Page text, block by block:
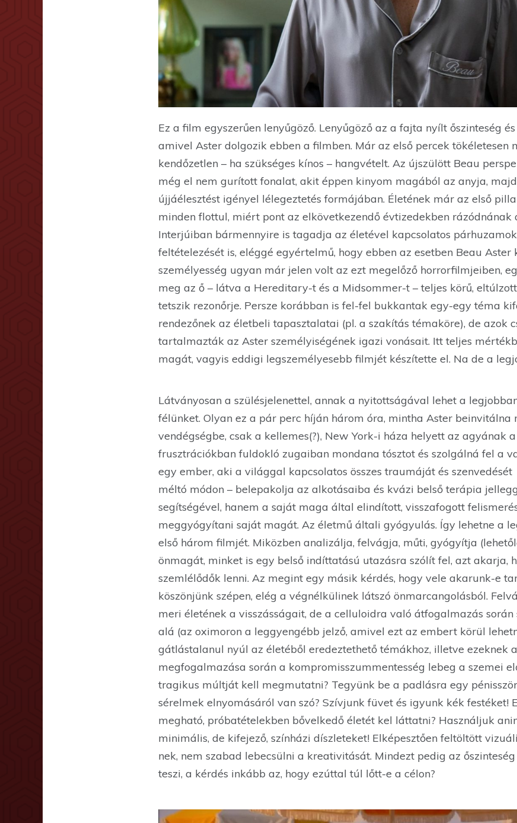
Ez a film egyszerűen lenyűgöző. Lenyűgöző az a fajta nyílt őszinteség
amivel Aster dolgozik ebben a filmben. Már az első percek tökéletesen
kendőzetlen – ha szükséges kínos – hangvételt. Az újszülött Beau
még el nem gurított fonalat, akit éppen kinyom magából az anyja,
újjáélesztést igényel lélegeztetés formájában. Életének már az első
minden flottul, miért pont az elkövetkezendő évtizedekben rázódnának
Interjúiban bármennyire is tagadja az életével kapcsolatos
feltételezését is, eléggé egyértelmű, hogy ebben az esetben Beau Aster
személyesség ugyan már jelen volt az ezt megelőző horrorfilmjeiben,
meg az ő – látva a Hereditary-t és a Midsommer-t – teljes körű,
tetszik rezonőrje. Persze korábban is fel-fel bukkantak egy-egy téma
rendezőnek az életbeli tapasztalatai (pl. a szakítás témaköre), de azok
tartalmazták az Aster személyiségének igazi vonásait. Itt teljes
magát, vagyis eddigi legszemélyesebb filmjét készítette el. Na de a
Látványosan a szülésjelenettel, annak a nyitottságával lehet a
félünket. Olyan ez a pár perc híján három óra, mintha Aster beinvitálna
vendégségbe, csak a kellemes(?), New York-i háza helyett az agyának
frusztrációkban fuldokló zugaiban mondana tósztot és szolgálná fel a
egy ember, aki a világgal kapcsolatos összes traumáját és
méltó módon – belepakolja az alkotásaiba és kvázi belső terápia
segítségével, hanem a saját maga által elindított, visszafogott
meggyógyítani saját magát. Az életmű általi gyógyulás. Így lehetne a
első három filmjét. Miközben analizálja, felvágja, műti, gyógyítja
önmagát, minket is egy belső indíttatású utazásra szólít fel, azt akarja,
szemlélődők lenni. Az megint egy másik kérdés, hogy vele akarunk-e
köszönjünk szépen, elég a végnélkülinek látszó önmarcangolásból.
meri életének a visszásságait, de a celluloidra való átfogalmazás
alá (az oximoron a leggyengébb jelző, amivel ezt az embert körül
gátlástalanul nyúl az életéből eredeztethető témákhoz, illetve ezeknek
megfogalmazása során a kompromisszummentesség lebeg a szemei
tragikus múltját kell megmutatni? Tegyünk be a padlásra egy
sérelmek elnyomásáról van szó? Szívjunk füvet és igyunk kék festéket!
megható, próbatételekben bővelkedő életét kel láttatni? Használjuk
minimális, de kifejező, színházi díszleteket! Elképesztően feltöltött
nek, nem szabad lebecsülni a kreativitását. Mindezt pedig az
teszi, a kérdés inkább az, hogy ezúttal túl lőtt-e a célon?